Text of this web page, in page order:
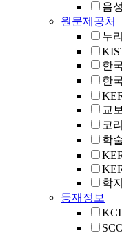
음
원문제공처
누
한
한
교
코
학
학
등재정보
KCI